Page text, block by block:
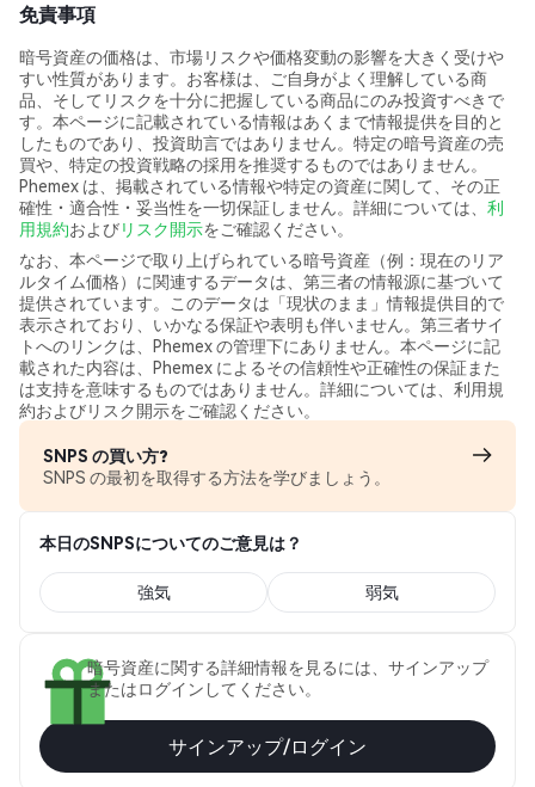
免責事項
暗号資産の価格は、市場リスクや価格変動の影響を大きく受けや
すい性質があります。お客様は、ご自身がよく理解している商
品、そしてリスクを十分に把握している商品にのみ投資すべきで
す。本ページに記載されている情報はあくまで情報提供を目的と
したものであり、投資助言ではありません。特定の暗号資産の売
買や、特定の投資戦略の採用を推奨するものではありません。
Phemex は、掲載されている情報や特定の資産に関して、その正
確性・適合性・妥当性を一切保証しません。詳細については、 利
用規約およびリスク開示をご確認ください。
なお、本ページで取り上げられている暗号資産（例：現在のリア
ルタイム価格）に関連するデータは、第三者の情報源に基づいて
提供されています。このデータは「現状のまま」情報提供目的で
表示されており、いかなる保証や表明も伴いません。第三者サイ
トへのリンクは、Phemex の管理下にありません。本ページに記
載された内容は、Phemex によるその信頼性や正確性の保証また
は支持を意味するものではありません。詳細については、利用規
約およびリスク開示をご確認ください。
SNPS の買い方?
SNPS の最初を取得する方法を学びましょう。
本日のSNPSについてのご意見は？
強気 弱気
暗号資産に関する詳細情報を見るには、サインアップ
またはログインしてください。
サインアップ/ログイン